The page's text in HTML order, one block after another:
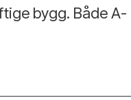
bygg. Både A-